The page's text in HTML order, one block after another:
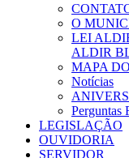
O
LEI
ALDIR
MAPA
Notícias
Perguntas
LEGISLAÇÃO
OUVIDORIA
SERVIDOR